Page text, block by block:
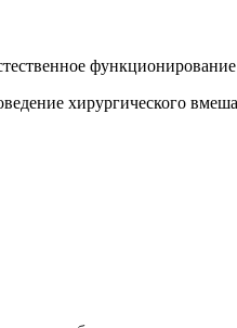
хирургического